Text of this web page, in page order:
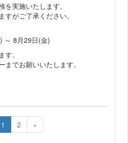
実施いたします。
すがご了承ください。
～ 8月29日(金)
。
までお願いいたします。
1 2 »